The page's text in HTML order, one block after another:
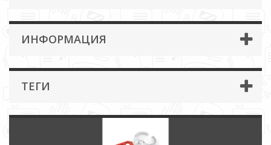
ИНФОРМАЦИЯ
ТЕГИ